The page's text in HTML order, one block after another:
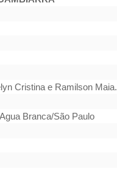
Cristina e Ramilson Maia.
Branca/São Paulo